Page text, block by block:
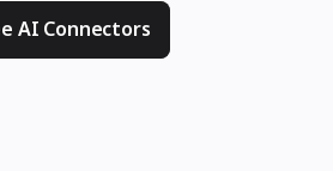
AI Connectors